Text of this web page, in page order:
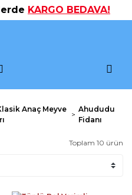
KARGO BEDAVA!
Anaç Meyve
Ahududu
Fidanı
Toplam 10 ürün